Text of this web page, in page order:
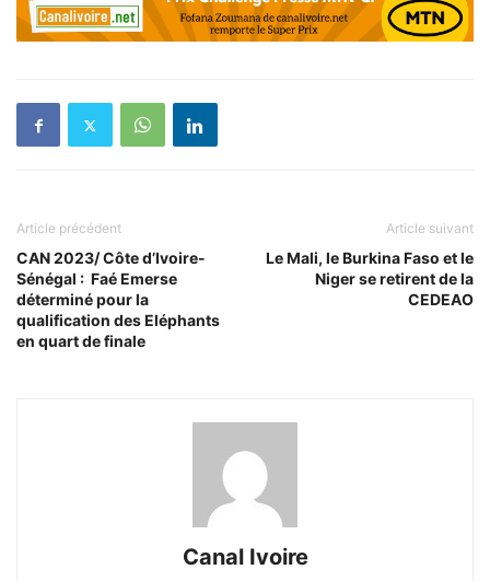
Article précédent
CAN 2023/ Côte d’Ivoire-
Sénégal : Faé Emerse
déterminé pour la
qualification des Eléphants
en quart de finale
Article suivant
Le Mali, le Burkina Faso et le
Niger se retirent de la
CEDEAO
Canal Ivoire